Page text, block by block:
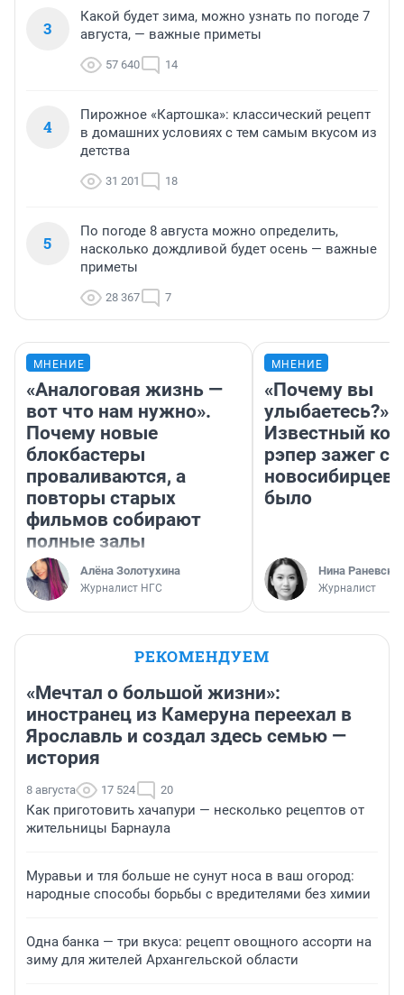
3
Какой будет зима, можно узнать по погоде 7
августа, — важные приметы
57 640 14
4
Пирожное «Картошка»: классический рецепт
в домашних условиях с тем самым вкусом из
детства
31 201 18
5
По погоде 8 августа можно определить,
насколько дождливой будет осень — важные
приметы
28 367 7
МНЕНИЕ
«Аналоговая жизнь —
вот что нам нужно».
Почему новые
блокбастеры
проваливаются, а
повторы старых
фильмов собирают
полные залы
Алёна Золотухина
Журналист НГС
МНЕНИЕ
«Почему вы
улыбаетесь?»
Известный
рэпер зажег с
новосибирцев:
было
Нина
Журналист
РЕКОМЕНДУЕМ
«Мечтал о большой жизни»:
иностранец из Камеруна переехал в
Ярославль и создал здесь семью —
история
8 августа 17 524 20
Как приготовить хачапури — несколько рецептов от
жительницы Барнаула
Муравьи и тля больше не сунут носа в ваш огород:
народные способы борьбы с вредителями без химии
Одна банка — три вкуса: рецепт овощного ассорти на
зиму для жителей Архангельской области